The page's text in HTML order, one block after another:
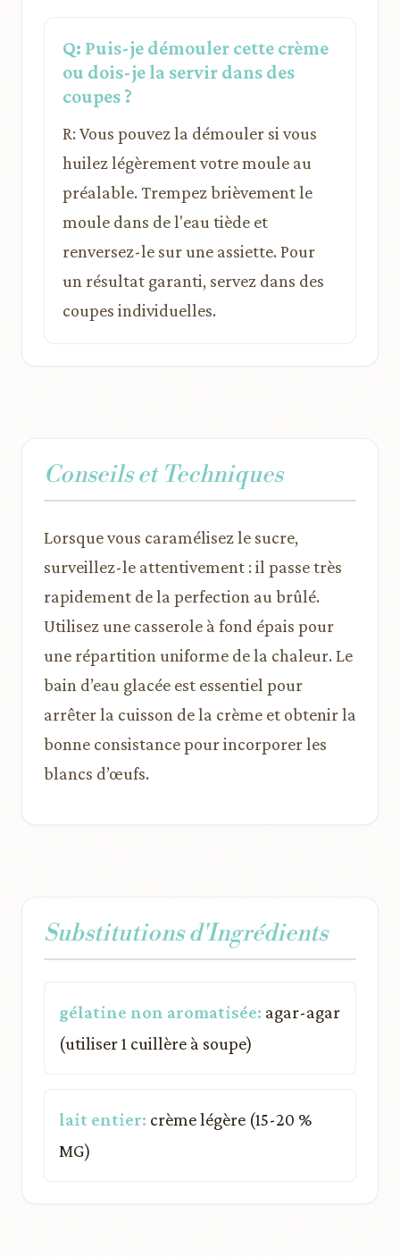
Q: Puis-je démouler cette crème
ou dois-je la servir dans des
coupes ?
R: Vous pouvez la démouler si vous
huilez légèrement votre moule au
préalable. Trempez brièvement le
moule dans de l'eau tiède et
renversez-le sur une assiette. Pour
un résultat garanti, servez dans des
coupes individuelles.
Conseils et Techniques
Lorsque vous caramélisez le sucre,
surveillez-le attentivement : il passe très
rapidement de la perfection au brûlé.
Utilisez une casserole à fond épais pour
une répartition uniforme de la chaleur. Le
bain d’eau glacée est essentiel pour
arrêter la cuisson de la crème et obtenir la
bonne consistance pour incorporer les
blancs d’œufs.
Substitutions d'Ingrédients
gélatine non aromatisée: agar-agar
(utiliser 1 cuillère à soupe)
lait entier: crème légère (15-20 %
MG)